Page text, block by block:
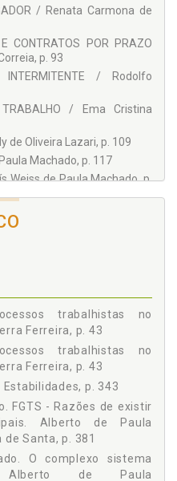
/ Renata Carmona de
CONTRATOS POR PRAZO
p. 93
INTERMITENTE / Rodolfo
TRABALHO / Ema Cristina
de Oliveira Lazari, p. 109
Machado, p. 117
Weiss de Paula Machado, p.
/ André Luiz Navarro,
Caxico, p. 201
AS FÉRIAS NA RELAÇÃO DE
de Tarso Bordon Araujo, p.
- DOENÇAS E FALTAS
Jarreta, p. 219
/ Renan Hurmann
241
E PCD / Lígia Weiss de
/ Andressa Ortiz Palhano, p.
trabalhistas no
Ferreira, p. 43
trabalhistas no
Ferreira, p. 43
p. 343
FGTS - Razões de existir
Alberto de Paula
Santa, p. 381
O complexo sistema
Alberto de Paula